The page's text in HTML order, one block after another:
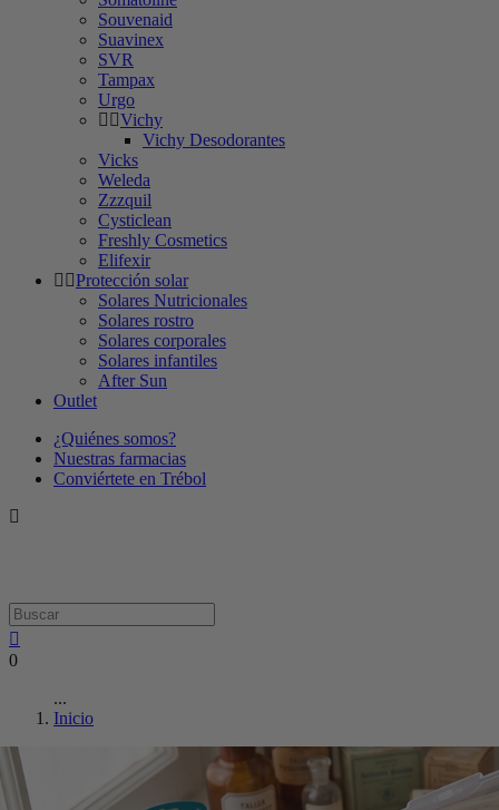
Souvenaid
Suavinex
SVR
Tampax
Urgo
Vichy
Vichy Desodorantes
Vicks
Weleda
Zzzquil
Cysticlean
Freshly Cosmetics
Elifexir
Protección solar
Solares Nutricionales
Solares rostro
Solares corporales
Solares infantiles
After Sun
Outlet
¿Quiénes somos?
Nuestras farmacias
Conviértete en Trébol
0
...
Inicio